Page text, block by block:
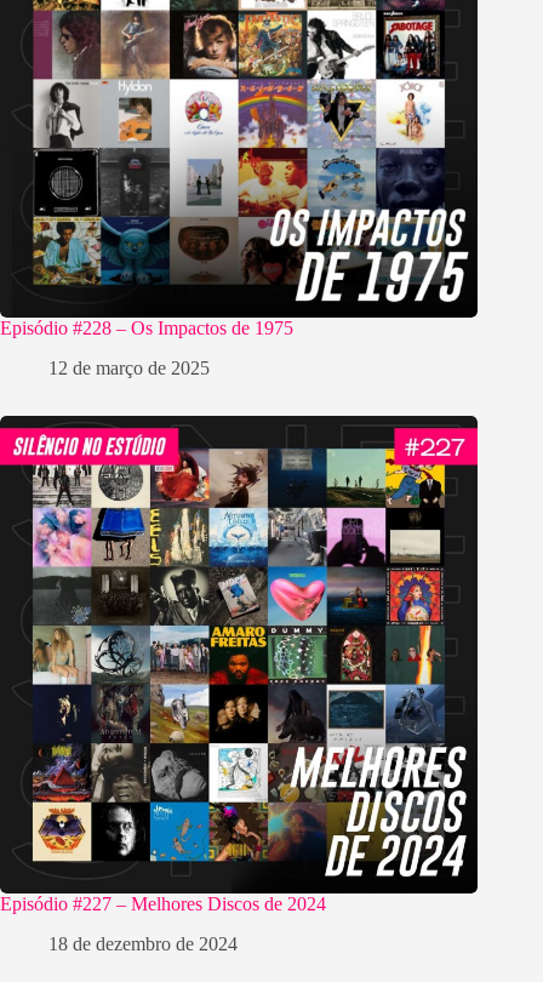
Episódio #228 – Os Impactos de 1975
12 de março de 2025
Episódio #227 – Melhores Discos de 2024
18 de dezembro de 2024